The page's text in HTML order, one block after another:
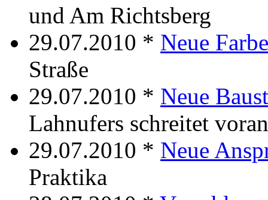
und Am Richtsberg
29.07.2010 * Neue
Straße
29.07.2010 * Neue
Lahnufers schreitet voran
29.07.2010 * Neue
Praktika